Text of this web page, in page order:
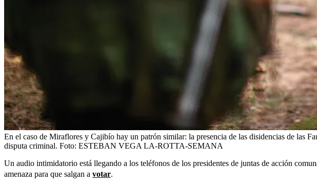
En el caso de Miraflores y Cajibío hay un patrón similar: la presencia de las disidencias de las
disputa criminal. Foto: ESTEBAN VEGA LA-ROTTA-SEMANA
Un audio intimidatorio está llegando a los teléfonos de los presidentes de juntas de acción
amenaza para que salgan a votar.